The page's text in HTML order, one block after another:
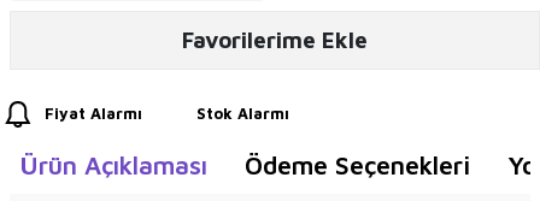
Favorilerime Ekle
Fiyat Alarmı Stok Alarmı
Ürün Açıklaması Ödeme Seçenekleri